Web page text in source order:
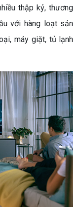
thập kỷ, thương
với hàng loạt sản
máy giặt, tủ lạnh